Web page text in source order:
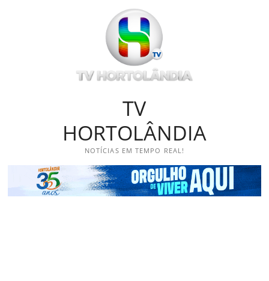
TV
HORTOLÂNDIA
NOTÍCIAS EM TEMPO REAL!